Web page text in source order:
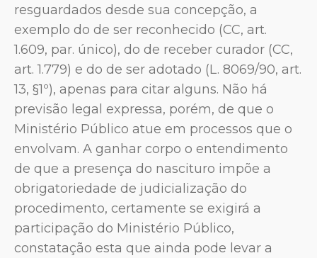
resguardados desde sua concepção, a
exemplo do de ser reconhecido (CC, art.
1.609, par. único), do de receber curador (CC,
art. 1.779) e do de ser adotado (L. 8069/90, art.
13, §1º), apenas para citar alguns. Não há
previsão legal expressa, porém, de que o
Ministério Público atue em processos que o
envolvam. A ganhar corpo o entendimento
de que a presença do nascituro impõe a
obrigatoriedade de judicialização do
procedimento, certamente se exigirá a
participação do Ministério Público,
constatação esta que ainda pode levar a